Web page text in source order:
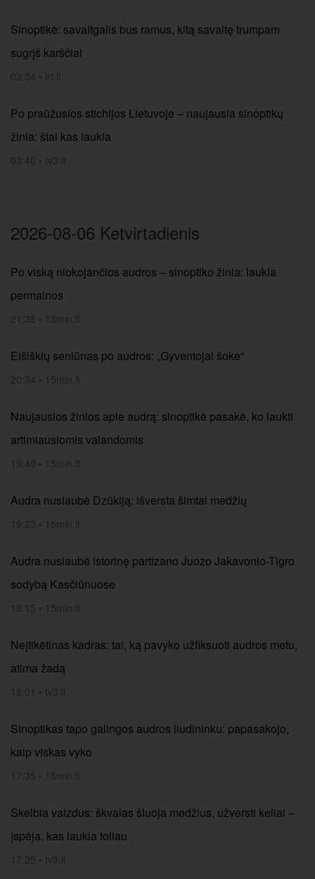
Sinoptikė: savaitgalis bus ramus, kitą savaitę trumpam
sugrįš karščiai
03:54 • lrt.lt
Po praūžusios stichijos Lietuvoje – naujausia sinoptikų
žinia: štai kas laukia
03:40 • tv3.lt
2026-08-06 Ketvirtadienis
Po viską niokojančios audros – sinoptiko žinia: laukia
permainos
21:35 • 15min.lt
Eišiškių seniūnas po audros: „Gyventojai šoke“
20:34 • 15min.lt
Naujausios žinios apie audrą: sinoptikė pasakė, ko laukti
artimiausiomis valandomis
19:49 • 15min.lt
Audra nusiaubė Dzūkiją: išversta šimtai medžių
19:23 • 15min.lt
Audra nusiaubė istorinę partizano Juozo Jakavonio-Tigro
sodybą Kasčiūnuose
18:15 • 15min.lt
Neįtikėtinas kadras: tai, ką pavyko užfiksuoti audros metu,
atima žadą
18:01 • tv3.lt
Sinoptikas tapo galingos audros liudininku: papasakojo,
kaip viskas vyko
17:35 • 15min.lt
Skelbia vaizdus: škvalas šluoja medžius, užversti keliai –
įspėja, kas laukia toliau
17:25 • tv3.lt